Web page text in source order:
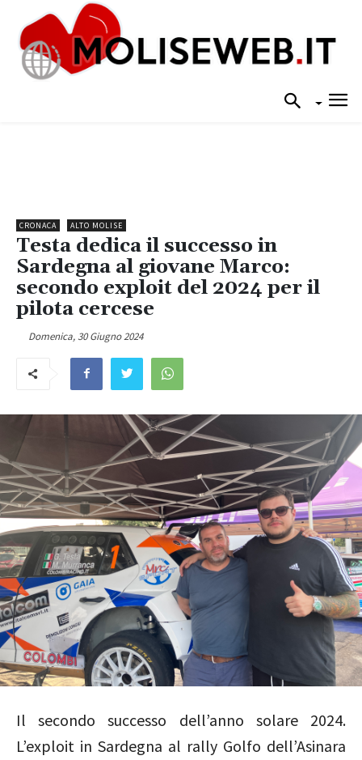
CRONACA ALTO MOLISE
Testa dedica il successo in
Sardegna al giovane Marco:
secondo exploit del 2024 per il
pilota cercese
Domenica, 30 Giugno 2024
Il secondo successo dell’anno solare 2024.
L’exploit in Sardegna al rally Golfo dell’Asinara